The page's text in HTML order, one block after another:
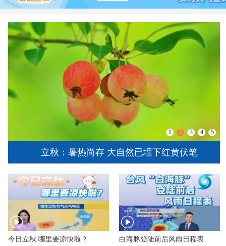
立秋：暑热尚存 大自然已埋下红黄伏笔
1 2 3 4 5
今日立秋 哪里要凉快啦？ 白海豚登陆前后风雨日程表